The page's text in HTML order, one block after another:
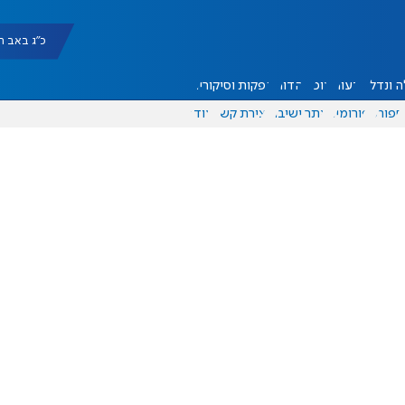
כ"ג באב תשפ"ו
ונדל"ן דעות אוכל יהדות הפקות וסיקורים
ספורט פורומים אתר ישיבה יצירת קשר עוד